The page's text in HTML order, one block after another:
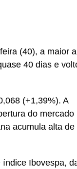
(40), a maior
40 dias e
(+1,39%). A
do mercado
acumula alta de
índice Ibovespa,